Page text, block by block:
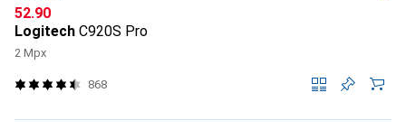
CHF
52.90
Logitech C920S Pro
2 Mpx
868